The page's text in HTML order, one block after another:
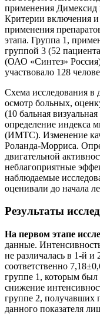
применения Димексид
Критерии включения
применения
этапа. Группа 1,
группой 3 (52
(ОАО «Синтез»
участвовало 128
Схема исследования в
осмотр больных,
(10 бальная
определение индекса
(ИМТС). Изменение
Роланда-Морриса.
двигательной
неблагоприятные
наблюдаемые
оценивали до начала
Результаты
На первом этапе
данные.
не различалась в 1-й и
соответственно
группе 1, которым был
снижение
группе 2, получавших
данного показателя